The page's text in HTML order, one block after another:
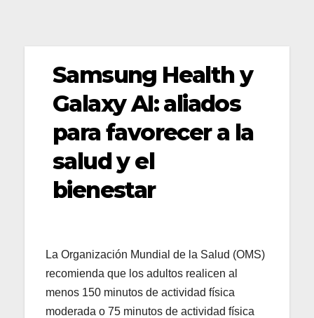
Samsung Health y
Galaxy AI: aliados
para favorecer a la
salud y el
bienestar
La Organización Mundial de la Salud (OMS)
recomienda que los adultos realicen al
menos 150 minutos de actividad física
moderada o 75 minutos de actividad física